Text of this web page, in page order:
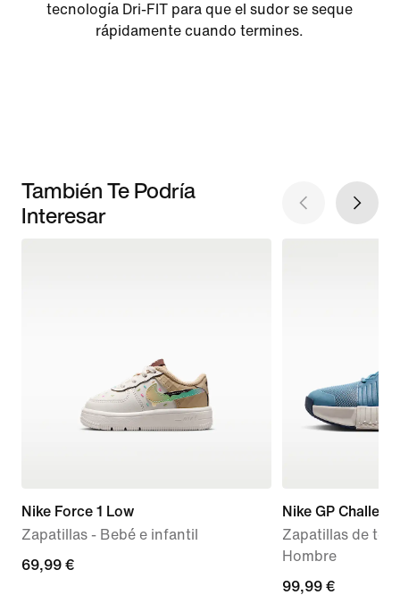
tecnología Dri-FIT para que el sudor se seque
rápidamente cuando termines.
También Te Podría
Interesar
Nike Force 1 Low
Zapatillas - Bebé e infantil
69,99 €
69,99 €
Nike GP
Zapatillas de
Hombre
99,99 €
99,99 €